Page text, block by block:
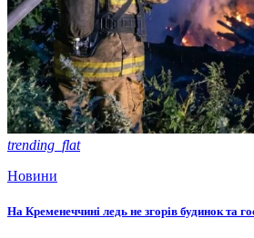
trending_flat
Новини
На Кременеччині ледь не згорів будинок та